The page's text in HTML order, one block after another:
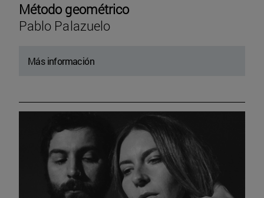
Método geométrico
Pablo Palazuelo
Más información